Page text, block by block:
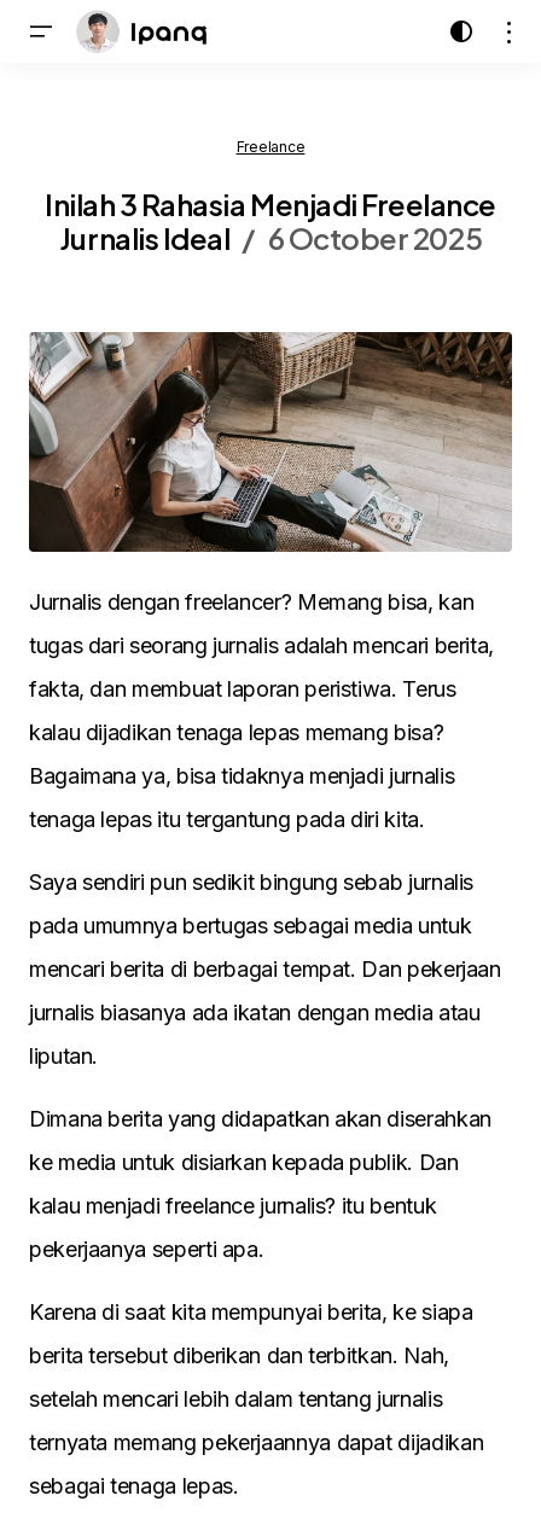
Freelance
Inilah 3 Rahasia Menjadi Freelance
Jurnalis Ideal
6 October 2025
Jurnalis dengan freelancer? Memang bisa, kan
tugas dari seorang jurnalis adalah mencari berita,
fakta, dan membuat laporan peristiwa. Terus
kalau dijadikan tenaga lepas memang bisa?
Bagaimana ya, bisa tidaknya menjadi jurnalis
tenaga lepas itu tergantung pada diri kita.
Saya sendiri pun sedikit bingung sebab jurnalis
pada umumnya bertugas sebagai media untuk
mencari berita di berbagai tempat. Dan pekerjaan
jurnalis biasanya ada ikatan dengan media atau
liputan.
Dimana berita yang didapatkan akan diserahkan
ke media untuk disiarkan kepada publik. Dan
kalau menjadi freelance jurnalis? itu bentuk
pekerjaanya seperti apa.
Karena di saat kita mempunyai berita, ke siapa
berita tersebut diberikan dan terbitkan. Nah,
setelah mencari lebih dalam tentang jurnalis
ternyata memang pekerjaannya dapat dijadikan
sebagai tenaga lepas.